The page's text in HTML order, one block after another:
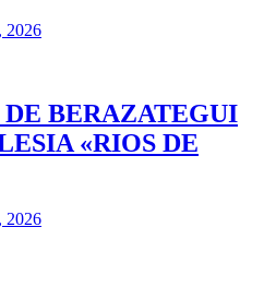
2026
BERAZATEGUI
«RIOS DE
2026